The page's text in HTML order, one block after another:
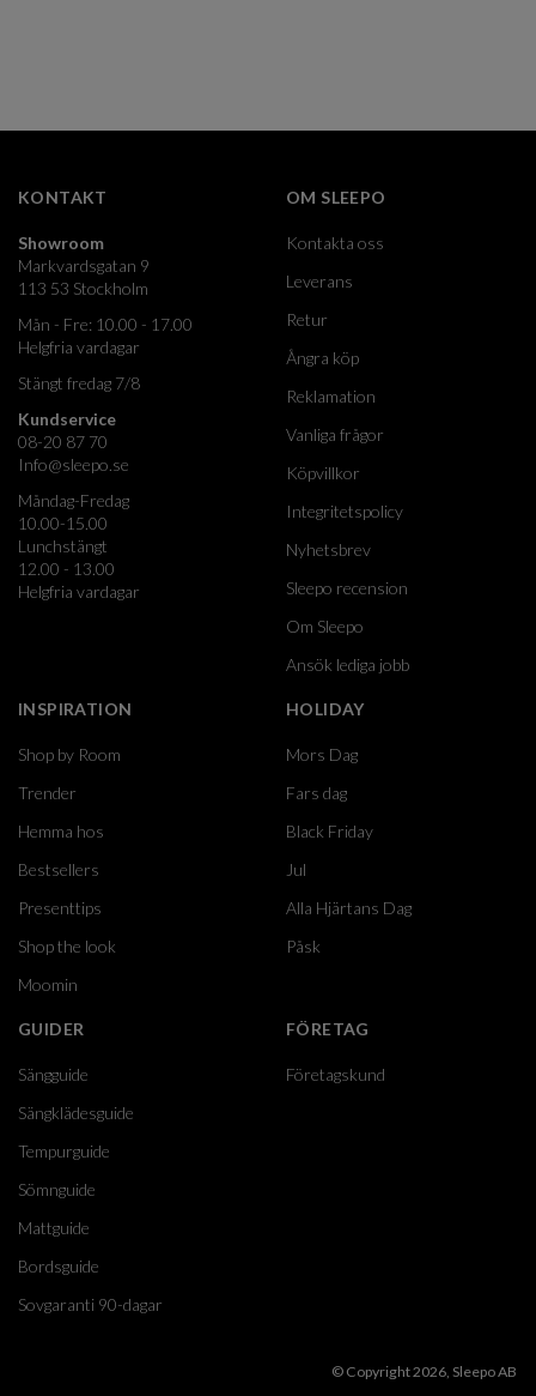
KONTAKT
Showroom
Markvardsgatan 9
113 53 Stockholm
Mån - Fre: 10.00 - 17.00
Helgfria vardagar
Stängt fredag 7/8
Kundservice
08-20 87 70
Info@sleepo.se
Måndag-Fredag
10.00-15.00
Lunchstängt
12.00 - 13.00
Helgfria vardagar
OM SLEEPO
Kontakta oss
Leverans
Retur
Ångra köp
Reklamation
Vanliga frågor
Köpvillkor
Integritetspolicy
Nyhetsbrev
Sleepo recension
Om Sleepo
Ansök lediga jobb
INSPIRATION
Shop by Room
Trender
Hemma hos
Bestsellers
Presenttips
Shop the look
Moomin
HOLIDAY
Mors Dag
Fars dag
Black Friday
Jul
Alla Hjärtans Dag
Påsk
GUIDER
Sängguide
Sängklädesguide
Tempurguide
Sömnguide
Mattguide
Bordsguide
Sovgaranti 90-dagar
FÖRETAG
Företagskund
© Copyright 2026, Sleepo AB